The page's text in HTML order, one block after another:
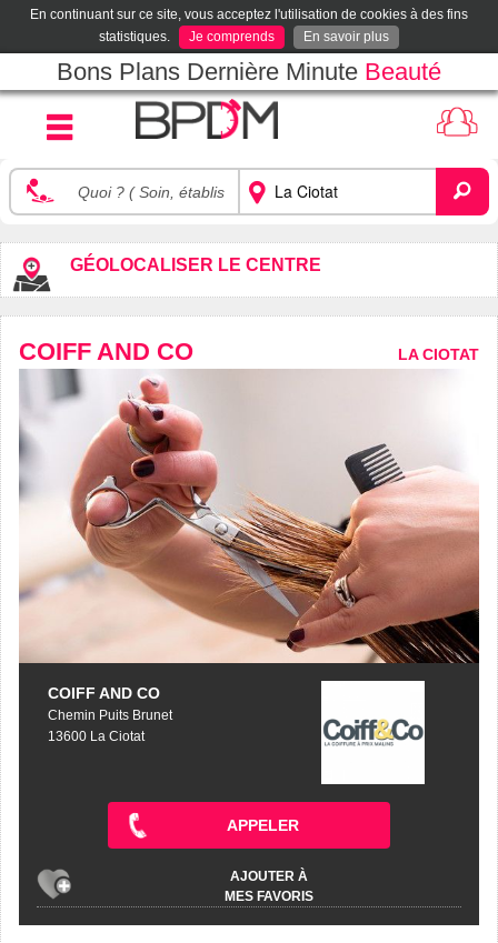
En continuant sur ce site, vous acceptez l'utilisation de cookies à des fins
statistiques.
Je comprends En savoir plus
Bons Plans Dernière Minute Beauté
GÉOLOCALISER LE CENTRE
COIFF AND CO LA CIOTAT
COIFF AND CO
Chemin Puits Brunet
13600 La Ciotat
APPELER
AJOUTER À
MES FAVORIS